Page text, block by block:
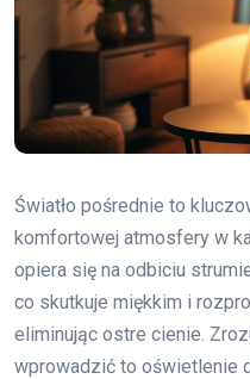
Światło pośrednie to
komfortowej atmosfery w
opiera się na odbiciu
co skutkuje miękkim i
eliminując ostre cienie.
wprowadzić to oświetlenie